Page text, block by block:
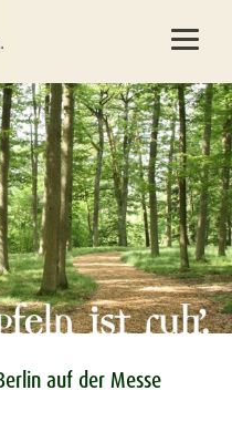
auf der Messe